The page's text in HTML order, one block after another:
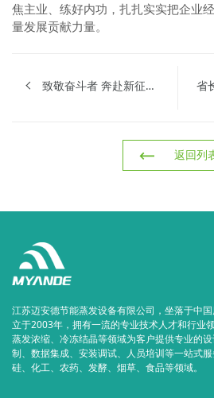
焦主业、练好内功，扎扎实实把企业
量发展贡献力量。
致敬奋斗者 奔赴新征程 | 迈安德2025年度总结表彰典礼暨2026年度出征仪式隆重举行 省长刘
返回列
江苏迈安德节能蒸发设备有限公司，坐落于中
立于2003年，拥有一流的专业技术人才和行业
蒸发浓缩、冷冻结晶等领域为客户提供专业的
制、数据集成、安装调试、人员培训等一站式
硅、化工、农药、发酵、烟草、食品等领域。